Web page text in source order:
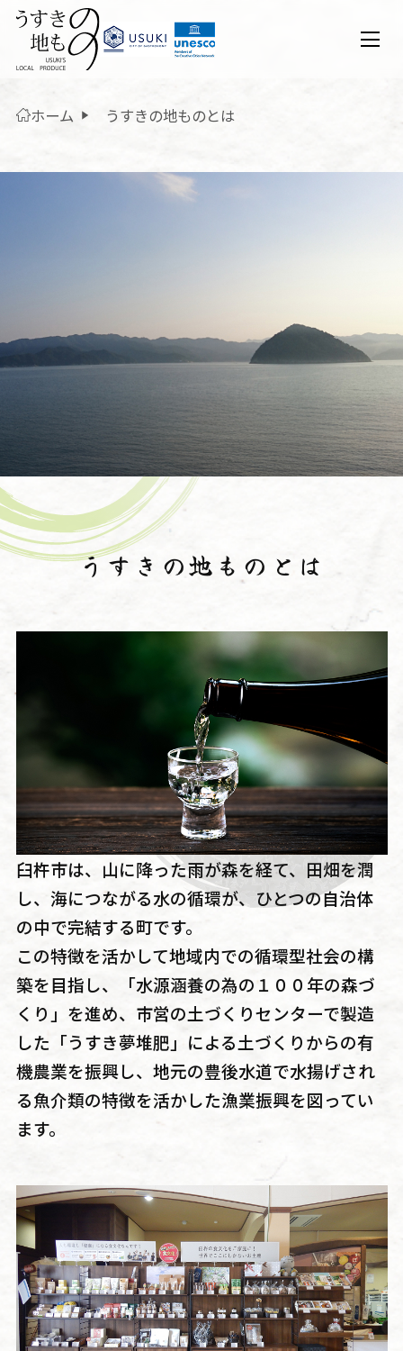
ホーム うすきの地ものとは
うすきの地ものとは
臼杵市は、山に降った雨が森を経て、田畑を潤
し、海につながる水の循環が、ひとつの自治体
の中で完結する町です。
この特徴を活かして地域内での循環型社会の構
築を目指し、「水源涵養の為の１００年の森づ
くり」を進め、市営の土づくりセンターで製造
した「うすき夢堆肥」による土づくりからの有
機農業を振興し、地元の豊後水道で水揚げされ
る魚介類の特徴を活かした漁業振興を図ってい
ます。